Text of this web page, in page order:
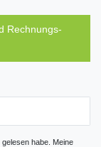
Rechnungs-
gelesen habe. Meine